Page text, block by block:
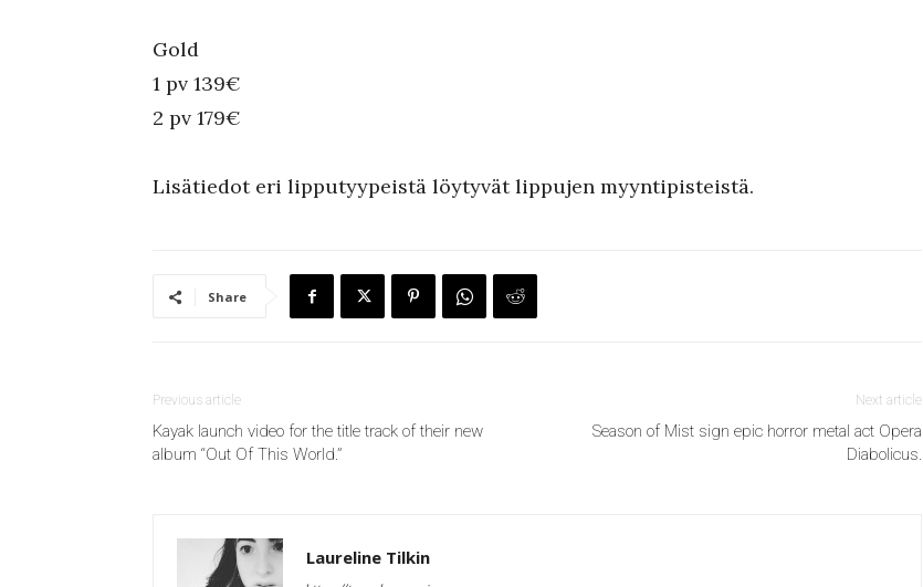
Gold
1 pv 139€
2 pv 179€
Lisätiedot eri lipputyypeistä löytyvät lippujen myyntipisteistä.
Share
Previous article
Kayak launch video for the title track of their new
album “Out Of This World.”
Next article
Season of Mist sign epic horror metal act Opera
Diabolicus.
Laureline Tilkin